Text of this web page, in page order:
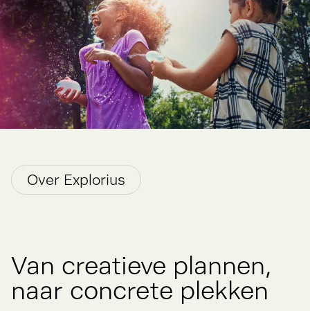
Over Explorius
Van creatieve plannen,
naar concrete plekken